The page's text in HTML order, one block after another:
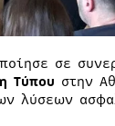
σε
Τύπου στην
λύσεων